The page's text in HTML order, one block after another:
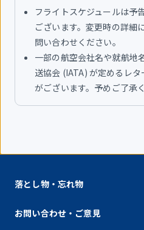
フライトスケジュールは予
ございます。変更時の詳細
問い合わせください。
一部の航空会社名や就航地
送協会 (IATA) が定めるレ
がございます。予めご了承
落とし物・忘れ物
お問い合わせ・ご意見